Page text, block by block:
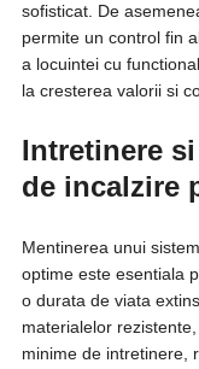
sofisticat. De
permite un control fin
a locuintei cu
la cresterea valorii si
Intretinere
de incalzire
Mentinerea unui
optime este esentiala
o durata de viata
materialelor
minime de intretinere,